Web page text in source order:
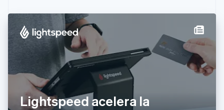
Lightspeed acelera la
China continental
English
Chipre
English
Italiano
Dinamarca
English
Emiratos Árabes Unidos
English